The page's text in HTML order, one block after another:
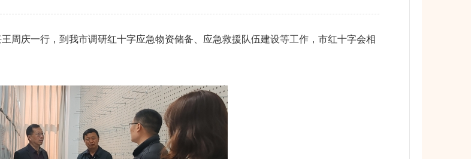
庆一行，到我市调研红十字应急物资储备、应急救援队伍建设等工作，市红十字会相